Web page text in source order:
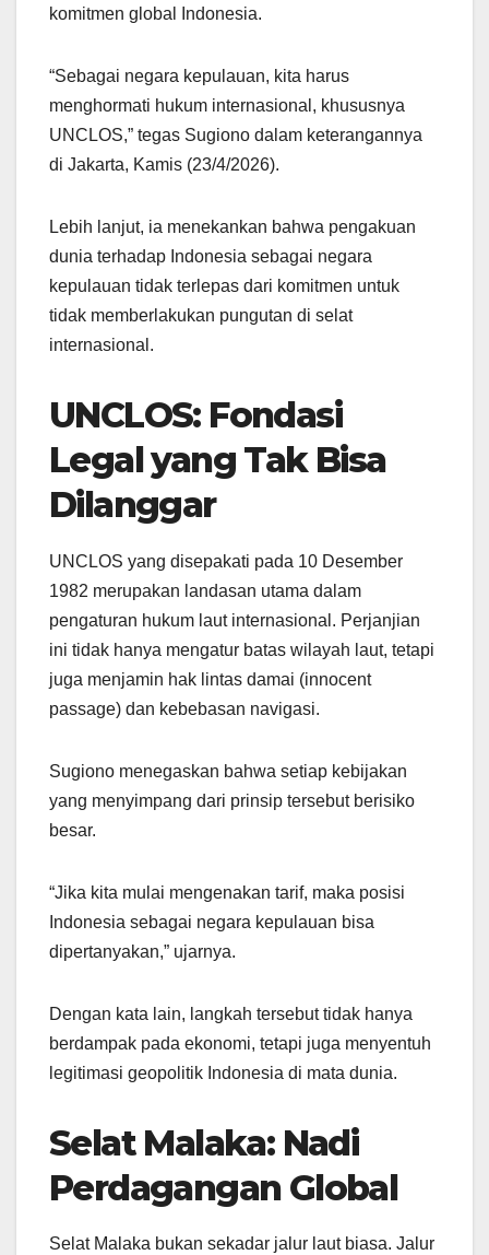
komitmen global Indonesia.
“Sebagai negara kepulauan, kita harus
menghormati hukum internasional, khususnya
UNCLOS,” tegas Sugiono dalam keterangannya
di Jakarta, Kamis (23/4/2026).
Lebih lanjut, ia menekankan bahwa pengakuan
dunia terhadap Indonesia sebagai negara
kepulauan tidak terlepas dari komitmen untuk
tidak memberlakukan pungutan di selat
internasional.
UNCLOS: Fondasi
Legal yang Tak Bisa
Dilanggar
UNCLOS yang disepakati pada 10 Desember
1982 merupakan landasan utama dalam
pengaturan hukum laut internasional. Perjanjian
ini tidak hanya mengatur batas wilayah laut, tetapi
juga menjamin hak lintas damai (innocent
passage) dan kebebasan navigasi.
Sugiono menegaskan bahwa setiap kebijakan
yang menyimpang dari prinsip tersebut berisiko
besar.
“Jika kita mulai mengenakan tarif, maka posisi
Indonesia sebagai negara kepulauan bisa
dipertanyakan,” ujarnya.
Dengan kata lain, langkah tersebut tidak hanya
berdampak pada ekonomi, tetapi juga menyentuh
legitimasi geopolitik Indonesia di mata dunia.
Selat Malaka: Nadi
Perdagangan Global
Selat Malaka bukan sekadar jalur laut biasa. Jalur